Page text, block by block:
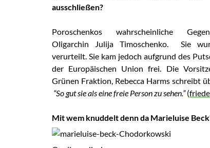
ausschließen?
Poroschenkos wahrscheinliche
Oligarchin Julija Timoschenko. Sie
verurteilt. Sie kam jedoch aufgrund des
der Europäischen Union frei. Die
Grünen Fraktion, Rebecca Harms schreibt
“So gut sie als eine freie Person zu sehen.”(
Mit wem knuddelt denn da Marieluise